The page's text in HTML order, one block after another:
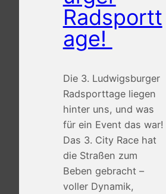
Radsportt
age!
Die 3. Ludwigsburger
Radsporttage liegen
hinter uns, und was
für ein Event das war!
Das 3. City Race hat
die Straßen zum
Beben gebracht –
voller Dynamik,